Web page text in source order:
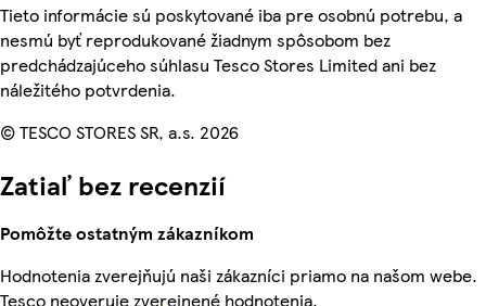
Tieto informácie sú poskytované iba pre osobnú potrebu, a
nesmú byť reprodukované žiadnym spôsobom bez
predchádzajúceho súhlasu Tesco Stores Limited ani bez
náležitého potvrdenia.
© TESCO STORES SR, a.s. 2026
Zatiaľ bez recenzií
Pomôžte ostatným zákazníkom
Hodnotenia zverejňujú naši zákazníci priamo na našom webe.
Tesco neoveruje zverejnené hodnotenia.